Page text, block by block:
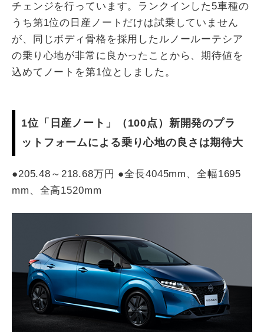
チェンジを行っています。ランクインした5車種の
うち第1位の日産ノートだけは試乗していません
が、同じボディ骨格を採用したルノールーテシア
の乗り心地が非常に良かったことから、期待値を
込めてノートを第1位としました。
1位「日産ノート」（100点）新開発のプラ
ットフォームによる乗り心地の良さは期待大
●205.48～218.68万円 ●全長4045mm、全幅1695
mm、全高1520mm